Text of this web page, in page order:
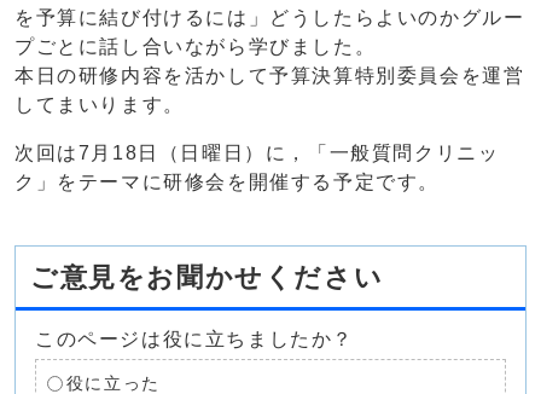
を予算に結び付けるには」どうしたらよいのかグルー
プごとに話し合いながら学びました。
本日の研修内容を活かして予算決算特別委員会を運営
してまいります。
次回は7月18日（日曜日）に，「一般質問クリニッ
ク」をテーマに研修会を開催する予定です。
ご意見をお聞かせください
このページは役に立ちましたか？
役に立った